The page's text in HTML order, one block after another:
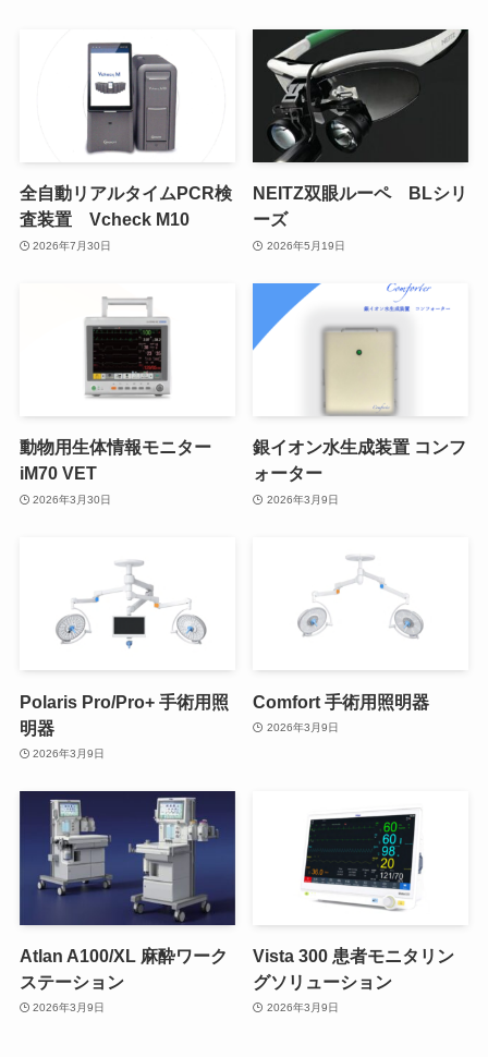
全自動リアルタイムPCR検
査装置 Vcheck M10
2026年7月30日
NEITZ双眼ルーペ BLシリ
ーズ
2026年5月19日
動物用生体情報モニター
iM70 VET
2026年3月30日
銀イオン水生成装置 コンフ
ォーター
2026年3月9日
Polaris Pro/Pro+ 手術用照
明器
2026年3月9日
Comfort 手術用照明器
2026年3月9日
Atlan A100/XL 麻酔ワーク
ステーション
2026年3月9日
Vista 300 患者モニタリン
グソリューション
2026年3月9日